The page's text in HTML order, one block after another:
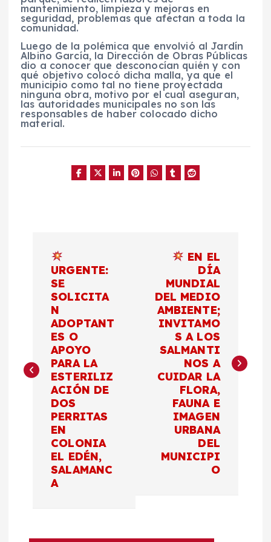
mantenimiento, limpieza y mejoras en
seguridad, problemas que afectan a toda la
comunidad.
Luego de la polémica que envolvió al Jardín
Albino García, la Dirección de Obras Públicas
dio a conocer que desconocían quién y con
qué objetivo colocó dicha malla, ya que el
municipio como tal no tiene proyectada
ninguna obra, motivo por el cual aseguran,
las autoridades municipales no son las
responsables de haber colocado dicho
material.
g
URGENTE:
SE
SOLICITA
N
ADOPTANT
ES O
APOYO
PARA LA
ESTERILIZ
ACIÓN DE
DOS
PERRITAS
EN
COLONIA
EL EDÉN,
SALAMANC
A
EN EL
DÍA
MUNDIAL
DEL MEDIO
AMBIENTE;
INVITAMO
S A LOS
SALMANTI
NOS A
CUIDAR LA
FLORA,
FAUNA E
IMAGEN
URBANA
DEL
MUNICIPI
O